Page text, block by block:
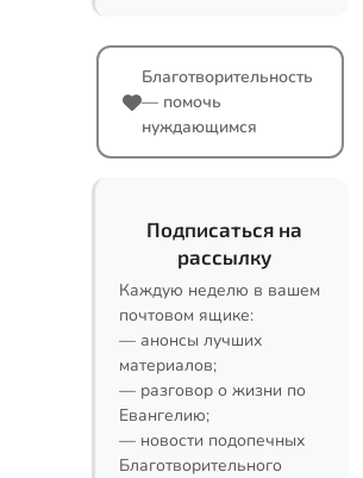
Благотворительность
— помочь
нуждающимся
Подписаться на
рассылку
Каждую неделю в вашем
почтовом ящике:
— анонсы лучших
материалов;
— разговор о жизни по
Евангелию;
— новости подопечных
Благотворительного